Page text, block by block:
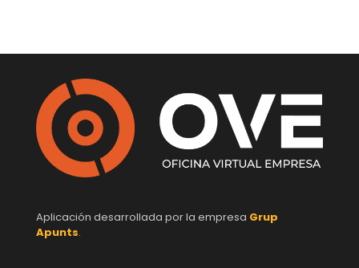
Aplicación desarrollada por la empresa Grup
Apunts.